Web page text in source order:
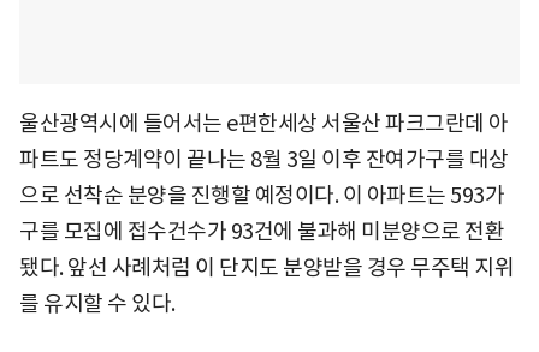
울산광역시에 들어서는 e편한세상 서울산 파크그란데 아
파트도 정당계약이 끝나는 8월 3일 이후 잔여가구를 대상
으로 선착순 분양을 진행할 예정이다. 이 아파트는 593가
구를 모집에 접수건수가 93건에 불과해 미분양으로 전환
됐다. 앞선 사례처럼 이 단지도 분양받을 경우 무주택 지위
를 유지할 수 있다.